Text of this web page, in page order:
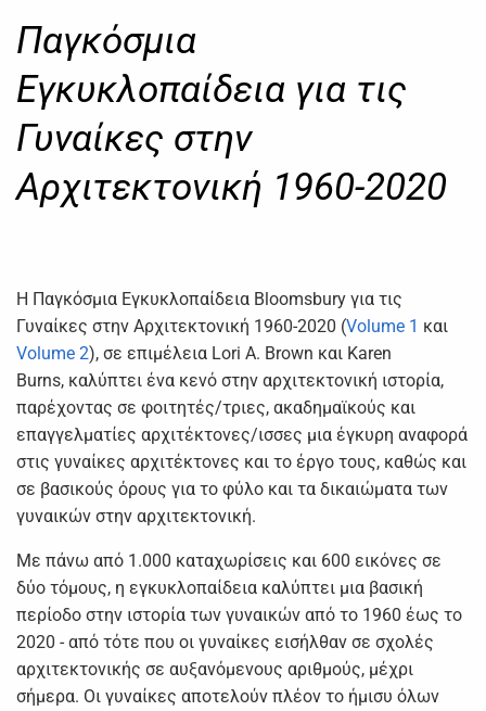
Παγκόσμια
Εγκυκλοπαίδεια για τις
Γυναίκες στην
Αρχιτεκτονική 1960-2020
Η Παγκόσμια Εγκυκλοπαίδεια Bloomsbury για τις
Γυναίκες στην Αρχιτεκτονική 1960-2020 (Volume 1 και
Volume 2), σε επιμέλεια Lori A. Brown και Karen
Burns, καλύπτει ένα κενό στην αρχιτεκτονική ιστορία,
παρέχοντας σε φοιτητές/τριες, ακαδημαϊκούς και
επαγγελματίες αρχιτέκτονες/ισσες μια έγκυρη αναφορά
στις γυναίκες αρχιτέκτονες και το έργο τους, καθώς και
σε βασικούς όρους για το φύλο και τα δικαιώματα των
γυναικών στην αρχιτεκτονική.
Με πάνω από 1.000 καταχωρίσεις και 600 εικόνες σε
δύο τόμους, η εγκυκλοπαίδεια καλύπτει μια βασική
περίοδο στην ιστορία των γυναικών από το 1960 έως το
2020 - από τότε που οι γυναίκες εισήλθαν σε σχολές
αρχιτεκτονικής σε αυξανόμενους αριθμούς, μέχρι
σήμερα. Οι γυναίκες αποτελούν πλέον το ήμισυ όλων